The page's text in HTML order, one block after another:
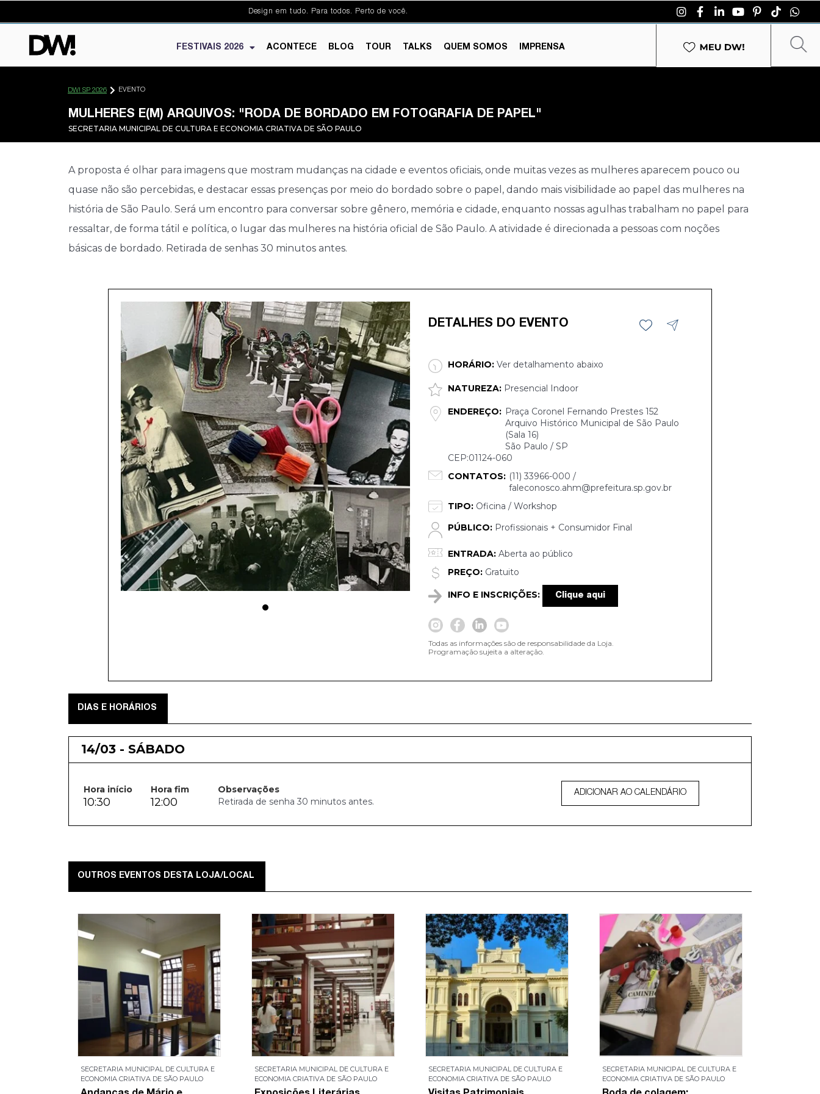
Design em tudo. Para todos. Perto de você.
FESTIVAIS 2026 ACONTECE BLOG TOUR TALKS QUEM SOMOS IMPRENSA
DW! SP 2026 EVENTO
MULHERES E(M) ARQUIVOS: "RODA DE BORDADO EM FOTOGRAFIA DE PAPEL"
SECRETARIA MUNICIPAL DE CULTURA E ECONOMIA CRIATIVA DE SÃO PAULO
A proposta é olhar para imagens que mostram mudanças na cidade e eventos oficiais, onde muitas vezes as mulheres aparecem pouco ou
quase não são percebidas, e destacar essas presenças por meio do bordado sobre o papel, dando mais visibilidade ao papel das mulheres na
história de São Paulo. Será um encontro para conversar sobre gênero, memória e cidade, enquanto nossas agulhas trabalham no papel para
ressaltar, de forma tátil e política, o lugar das mulheres na história oficial de São Paulo. A atividade é direcionada a pessoas com noções
básicas de bordado. Retirada de senhas 30 minutos antes.
DETALHES DO EVENTO
HORÁRIO: Ver detalhamento abaixo
NATUREZA: Presencial Indoor
ENDEREÇO: Praça Coronel Fernando Prestes 152
Arquivo Histórico Municipal de São Paulo
(Sala 16)
São Paulo / SP
CEP:01124-060
CONTATOS: (11) 33966-000 /
faleconosco.ahm@prefeitura.sp.gov.br
TIPO: Oficina / Workshop
PÚBLICO: Profissionais + Consumidor Final
ENTRADA: Aberta ao público
PREÇO: Gratuito
INFO E INSCRIÇÕES: Clique aqui
Todas as informações são de responsabilidade da Loja.
Programação sujeita a alteração.
DIAS E HORÁRIOS
14/03 - SÁBADO
Hora início Hora fim Observações
10:30 12:00 Retirada de senha 30 minutos antes.
ADICIONAR AO CALENDÁRIO
OUTROS EVENTOS DESTA LOJA/LOCAL
SECRETARIA MUNICIPAL DE CULTURA E
ECONOMIA CRIATIVA DE SÃO PAULO
SECRETARIA MUNICIPAL DE CULTURA E
ECONOMIA CRIATIVA DE SÃO PAULO
SECRETARIA MUNICIPAL DE CULTURA E
ECONOMIA CRIATIVA DE SÃO PAULO
SECRETARIA MUNICIPAL DE CULTURA E
ECONOMIA CRIATIVA DE SÃO PAULO